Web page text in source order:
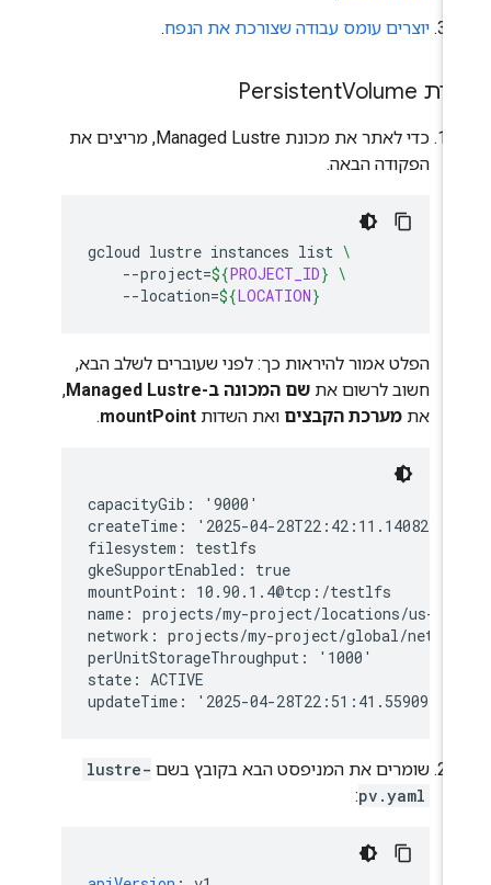
יוצרים עומס עבודה שצורכת את הנפח.
Volume
כדי לאתר את מכונת Managed Lustre, מריצים את
הפקודה הבאה.
gcloud lustre instances list
--project=${PROJECT_ID
--location=${LOCATION
הפלט אמור להיראות כך: לפני שעוברים לשלב הבא,
חשוב לרשום את שם המכונה ב-Managed Lustre
,
מערכת הקבציםואת השדותmountPoint
.
capacityGib: '9000'
createTime: '2025-04-
filesystem: testlfs
gkeSupportEnabled: true
mountPoint: 10.90.1.4@tcp:/testlfs
name: projects/my-project/locations/us-
network: projects/my-project/global/
perUnitStorageThroughput: '1000'
state: ACTIVE
שומרים את המניפסט הבא בקובץ בשםlustre-
pv.yaml
: